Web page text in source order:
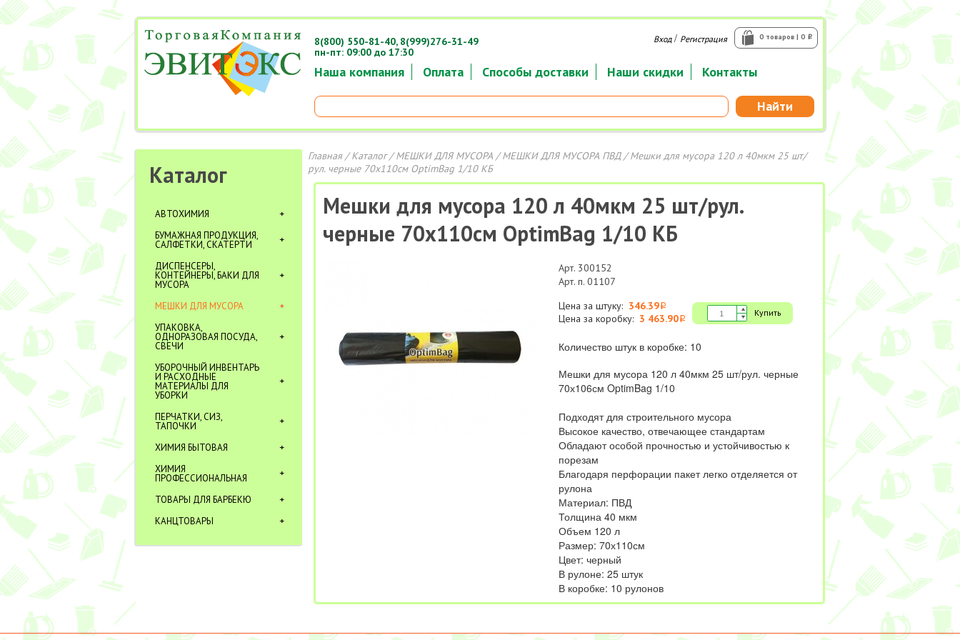
Наша компания Оплата Способы доставки Наши скидки Контакты
Найти
0 товаров | 0 i
Вход/ Регистрация
8(800) 550-81-40, 8(999)276-31-49
пн-пт: 09:00 до 17:30
Каталог
АВТОХИМИЯ
БУМАЖНАЯ ПРОДУКЦИЯ,
САЛФЕТКИ, СКАТЕРТИ
ДИСПЕНСЕРЫ,
КОНТЕЙНЕРЫ, БАКИ ДЛЯ
МУСОРА
МЕШКИ ДЛЯ МУСОРА
УПАКОВКА,
ОДНОРАЗОВАЯ ПОСУДА,
СВЕЧИ
УБОРОЧНЫЙ ИНВЕНТАРЬ
И РАСХОДНЫЕ
МАТЕРИАЛЫ ДЛЯ
УБОРКИ
ПЕРЧАТКИ, СИЗ,
ТАПОЧКИ
ХИМИЯ БЫТОВАЯ
ХИМИЯ
ПРОФЕССИОНАЛЬНАЯ
ТОВАРЫ ДЛЯ БАРБЕКЮ
КАНЦТОВАРЫ
Главная/Каталог/МЕШКИ ДЛЯ МУСОРА/МЕШКИ ДЛЯ МУСОРА ПВД/ Мешки для мусора 120 л 40мкм 25 шт/
рул. черные 70х110см OptimBag 1/10 КБ
Мешки для мусора 120 л 40мкм 25 шт/рул.
черные 70х110см OptimBag 1/10 КБ
Арт. 300152
Арт. п. 01107
Цена за штуку: 346.39i
Цена за коробку: 3 463.90i
Купить
Количество штук в коробке: 10
Мешки для мусора 120 л 40мкм 25 шт/рул. черные
70х106см OptimBag 1/10
Подходят для строительного мусора
Высокое качество, отвечающее стандартам
Обладают особой прочностью и устойчивостью к
порезам
Благодаря перфорации пакет легко отделяется от
рулона
Материал: ПВД
Толщина 40 мкм
Объем 120 л
Размер: 70х110см
Цвет: черный
В рулоне: 25 штук
В коробке: 10 рулонов